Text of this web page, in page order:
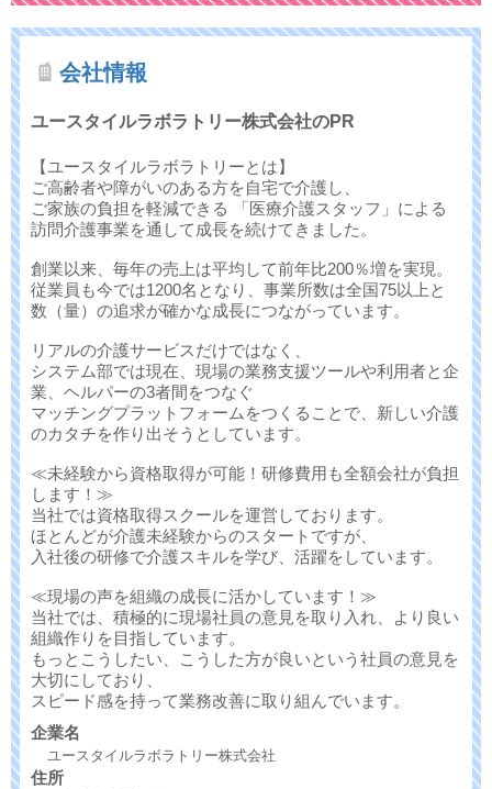
会社情報
ユースタイルラボラトリー株式会社のPR
【ユースタイルラボラトリーとは】
ご高齢者や障がいのある方を自宅で介護し、
ご家族の負担を軽減できる 「医療介護スタッフ」による
訪問介護事業を通して成長を続けてきました。
創業以来、毎年の売上は平均して前年比200％増を実現。
従業員も今では1200名となり、事業所数は全国75以上と
数（量）の追求が確かな成長につながっています。
リアルの介護サービスだけではなく、
システム部では現在、現場の業務支援ツールや利用者と企
業、ヘルパーの3者間をつなぐ
マッチングプラットフォームをつくることで、新しい介護
のカタチを作り出そうとしています。
≪未経験から資格取得が可能！研修費用も全額会社が負担
します！≫
当社では資格取得スクールを運営しております。
ほとんどが介護未経験からのスタートですが、
入社後の研修で介護スキルを学び、活躍をしています。
≪現場の声を組織の成長に活かしています！≫
当社では、積極的に現場社員の意見を取り入れ、より良い
組織作りを目指しています。
もっとこうしたい、こうした方が良いという社員の意見を
大切にしており、
スピード感を持って業務改善に取り組んでいます。
企業名
ユースタイルラボラトリー株式会社
住所